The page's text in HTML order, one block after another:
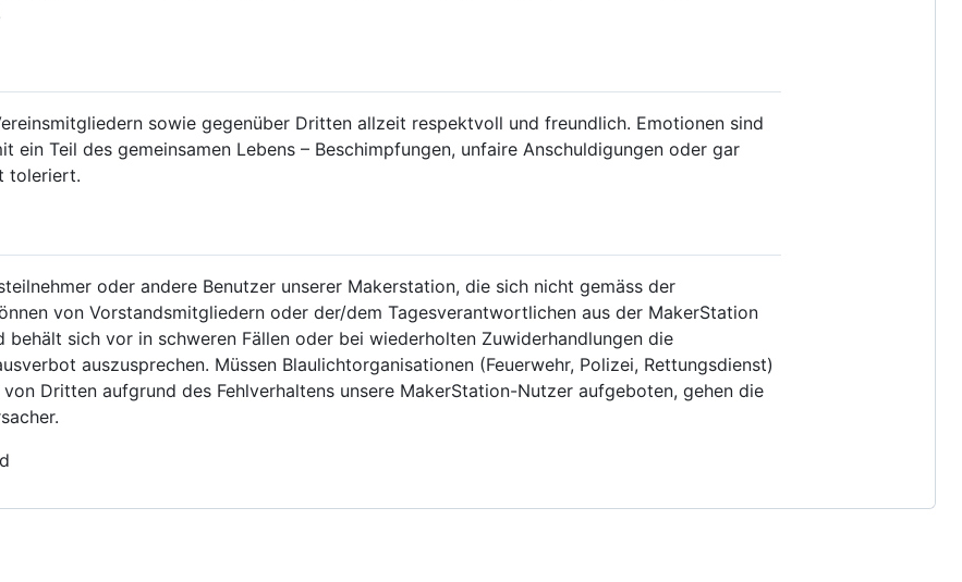
sowie gegenüber Dritten allzeit respektvoll und freundlich. Emotionen sind
ein Teil des gemeinsamen Lebens – Beschimpfungen, unfaire Anschuldigungen oder gar
toleriert.
oder andere Benutzer unserer Makerstation, die sich nicht gemäss der
von Vorstandsmitgliedern oder der/dem Tagesverantwortlichen aus der MakerStation
behält sich vor in schweren Fällen oder bei wiederholten Zuwiderhandlungen die
auszusprechen. Müssen Blaulichtorganisationen (Feuerwehr, Polizei, Rettungsdienst)
Dritten aufgrund des Fehlverhaltens unsere MakerStation-Nutzer aufgeboten, gehen die